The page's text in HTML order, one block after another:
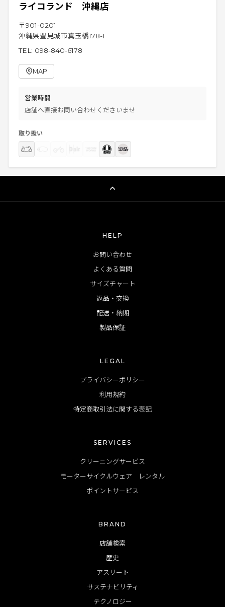
ライコランド 沖縄店
〒901-0201
沖縄県豊見城市真玉橋178-1
TEL: 098-840-6178
MAP
営業時間
店舗へ直接お問い合わせくださいませ
取り扱い
HELP
お問い合わせ
よくある質問
サイズチャート
返品・交換
配送・納期
製品保証
LEGAL
プライバシーポリシー
利用規約
特定商取引法に関する表記
SERVICES
クリーニングサービス
モーターサイクルウェア レンタル
ポイントサービス
BRAND
店舗検索
歴史
アスリート
サステナビリティ
テクノロジー